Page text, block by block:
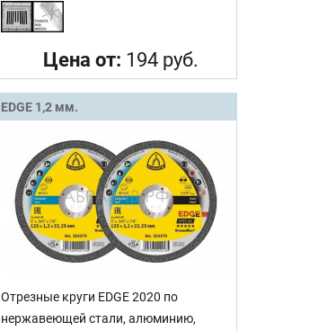
Цена от: 194 руб.
EDGE 1,2 мм.
Отрезные круги EDGE 2020 по
нержавеющей стали, алюминию,